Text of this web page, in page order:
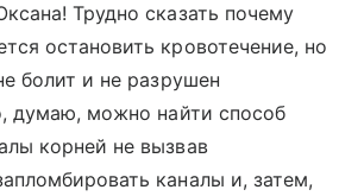
Трудно сказать почему
остановить кровотечение, но
болит и не разрушен
думаю, можно найти способ
корней не вызвав
каналы и, затем,